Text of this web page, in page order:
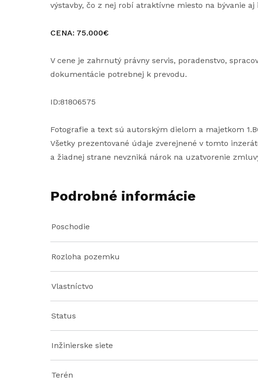
výstavby, čo z nej robí atraktívne miesto na bývanie aj
CENA: 75.000€
V cene je zahrnutý právny servis, poradenstvo,
dokumentácie potrebnej k prevodu.
ID:81806575
Fotografie a text sú autorským dielom a majetkom
Všetky prezentované údaje zverejnené v tomto
a žiadnej strane nevzniká nárok na uzatvorenie
Podrobné informácie
Poschodie
Rozloha pozemku
Vlastníctvo
Status
Inžinierske siete
Terén